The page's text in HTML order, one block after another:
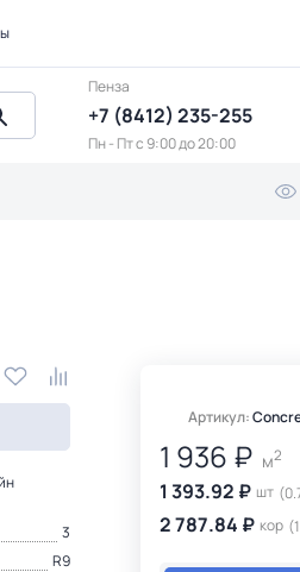
Пенза
+7 (8412) 235-255
Пн - Пт c 9:00 до 20:00
3
R9
Артикул:
1 936 ₽ м2
1 393.92 ₽ шт
2 787.84 ₽ кор